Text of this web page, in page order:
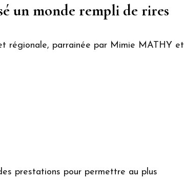
un monde rempli de rires
régionale, parrainée par Mimie MATHY et
prestations pour permettre au plus